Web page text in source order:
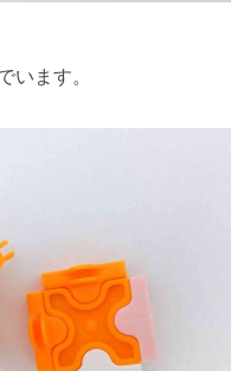
います。